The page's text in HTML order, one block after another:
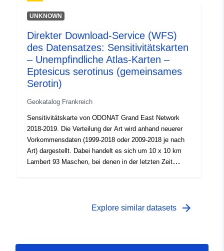
kann es sich um implantierte Populationen handeln, aber
auch um erratische Individuen. Diese Schicht stellt den
dar und ist nicht als erschöpfend zu betrachten. Das
Vorhandensein der Art außerhalb der ausgewiesenen
Gebiete ist möglich. Weitere Informationen finden Sie in
den Kartenlesehinweisen und PDF-Karten.
UNKNOWN
Direkter Download-Service (WFS)
des Datensatzes: Sensitivitätskarten
– Unempfindliche Atlas-Karten –
Eptesicus serotinus (gemeinsames
Serotin)
Geokatalog Frankreich
Sensitivitätskarte von ODONAT Grand East Network
2018-2019. Die Verteilung der Art wird anhand neuerer
Vorkommensdaten (1999-2018 oder 2009-2018 je nach
Art) dargestellt. Dabei handelt es sich um 10 x 10 km
Lambert 93 Maschen, bei denen in der letzten Zeit
auch um erratische Individuen. Diese Schicht stellt den
Explore similar datasets arrow_forward